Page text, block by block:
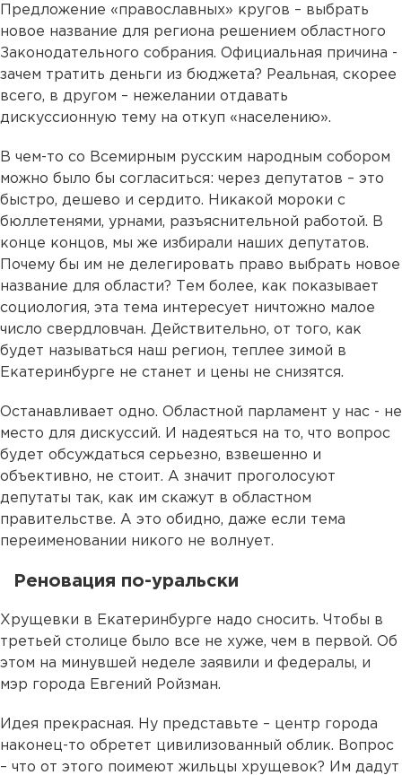
Предложение «православных» кругов – выбрать
новое название для региона решением областного
Законодательного собрания. Официальная причина -
зачем тратить деньги из бюджета? Реальная, скорее
всего, в другом – нежелании отдавать
дискуссионную тему на откуп «населению».
В чем-то со Всемирным русским народным cобором
можно было бы согласиться: через депутатов – это
быстро, дешево и сердито. Никакой мороки с
бюллетенями, урнами, разъяснительной работой. В
конце концов, мы же избирали наших депутатов.
Почему бы им не делегировать право выбрать новое
название для области? Тем более, как показывает
социология, эта тема интересует ничтожно малое
число свердловчан. Действительно, от того, как
будет называться наш регион, теплее зимой в
Екатеринбурге не станет и цены не снизятся.
Останавливает одно. Областной парламент у нас - не
место для дискуссий. И надеяться на то, что вопрос
будет обсуждаться серьезно, взвешенно и
объективно, не стоит. А значит проголосуют
депутаты так, как им скажут в областном
правительстве. А это обидно, даже если тема
переименовании никого не волнует.
Реновация по-уральски
Хрущевки в Екатеринбурге надо сносить. Чтобы в
третьей столице было все не хуже, чем в первой. Об
этом на минувшей неделе заявили и федералы, и
мэр города Евгений Ройзман.
Идея прекрасная. Ну представьте – центр города
наконец-то обретет цивилизованный облик. Вопрос
– что от этого поимеют жильцы хрущевок? Им дадут